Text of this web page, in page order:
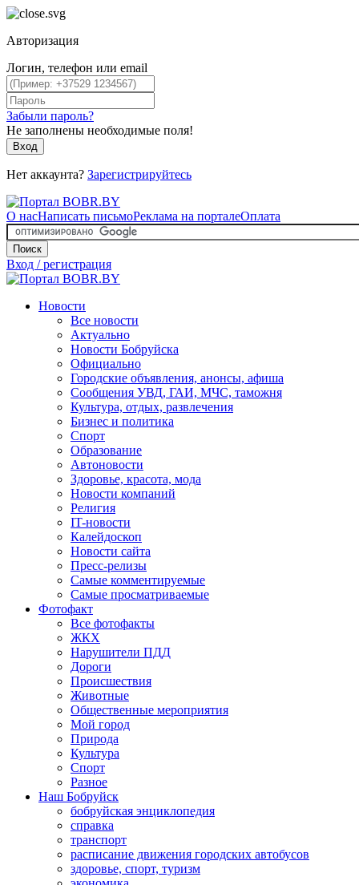
Авторизация
Логин, телефон или email
Забыли пароль?
Не заполнены необходимые поля!
Вход
Нет аккаунта? Зарегистрируйтесь
О насНаписать письмоРеклама на порталеОплата
Поиск
Вход / регистрация
Новости
Все новости
Актуально
Новости Бобруйска
Официально
Городские объявления, анонсы, афиша
Сообщения УВД, ГАИ, МЧС, таможня
Культура, отдых, развлечения
Бизнес и политика
Спорт
Образование
Автоновости
Здоровье, красота, мода
Новости компаний
Религия
IT-новости
Калейдоскоп
Новости сайта
Пресс-релизы
Самые комментируемые
Самые просматриваемые
Фотофакт
Все фотофакты
ЖКХ
Нарушители ПДД
Дороги
Происшествия
Животные
Общественные мероприятия
Мой город
Природа
Культура
Спорт
Разное
Наш Бобруйск
бобруйская энциклопедия
справка
транспорт
расписание движения городских автобусов
здоровье, спорт, туризм